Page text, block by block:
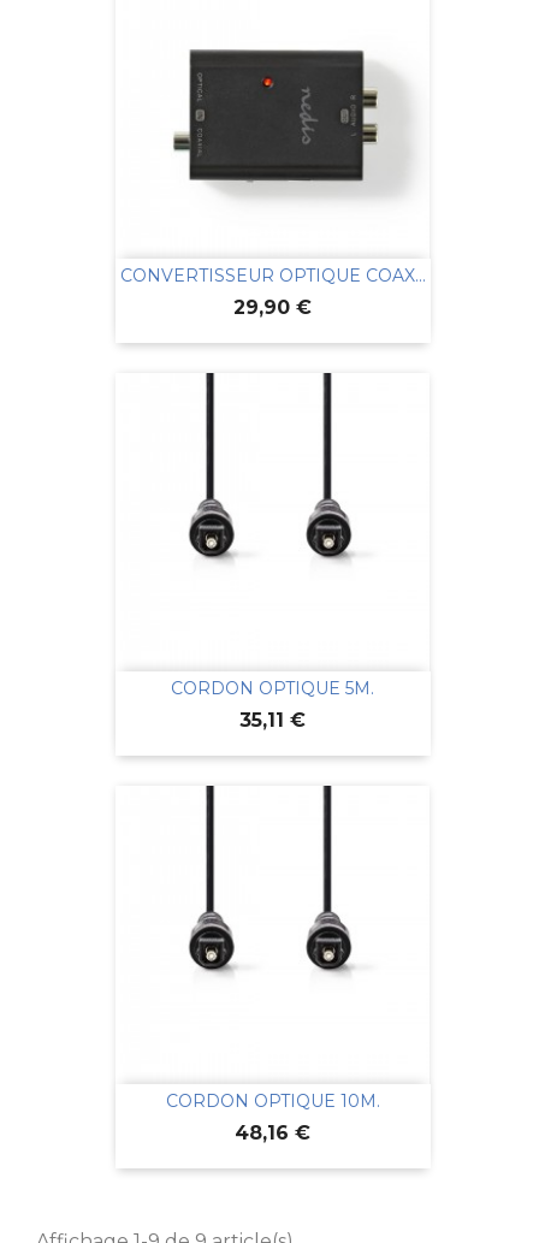
CONVERTISSEUR OPTIQUE COAX...
Prix
29,90 €
CORDON OPTIQUE 5M.
Prix
35,11 €
CORDON OPTIQUE 10M.
Prix
48,16 €